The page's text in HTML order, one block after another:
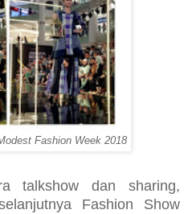
Fashion Week 2018
talkshow dan sharing,
Fashion Show